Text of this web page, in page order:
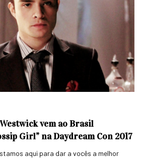
vem ao Brasil
Girl” na Daydream Con 2017
aqui para dar a vocês a melhor